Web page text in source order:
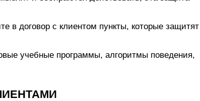
в договор с клиентом пункты, которые защитят
учебные программы, алгоритмы поведения,